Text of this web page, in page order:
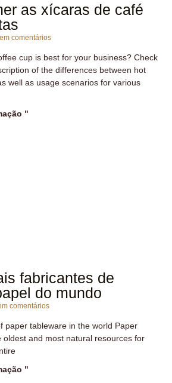
as xícaras de café
comentários
cup is best for your business? Check
of the differences between hot
well as usage scenarios for various
"
fabricantes de
do mundo
comentários
paper tableware in the world Paper
oldest and most natural resources for
"